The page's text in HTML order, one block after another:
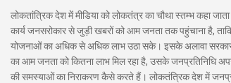
लोकतांत्रिक देश में मीडिया को लोकतंत्र का चौथा स्तम्भ कहा
कार्य जनसरोकार से जुड़ी खबरों को आम जनता तक पहुंचाना है,
योजनाओं का अधिक से अधिक लाभ उठा सके। इसके अलावा सरकार
का आम जनता को कितना लाभ मिल रहा है, उसके जनप्रतिनिधि
की समस्याओं का निराकरण कैसे करते हैं। लोकतंत्रिक देश में